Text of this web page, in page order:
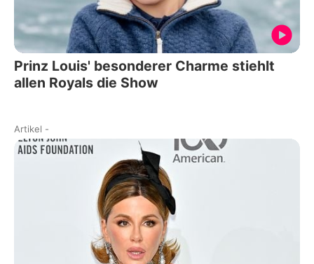
Prinz Louis' besonderer Charme stiehlt
allen Royals die Show
Artikel -